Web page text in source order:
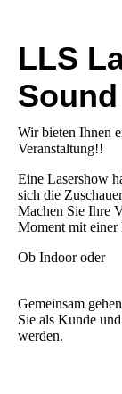
LLS
Sound
Wir bieten Ihnen
Veranstaltung!!
Eine Lasershow
sich die
Machen Sie Ihre
Moment mit einer
Ob Indooroder
Gemeinsam
Sie als Kunde
werden.